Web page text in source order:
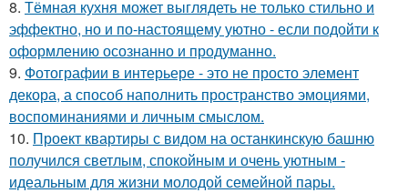
8. Тёмная кухня может выглядеть не только стильно и
эффектно, но и по-настоящему уютно - если подойти к
оформлению осознанно и продуманно.
9. Фотографии в интерьере - это не просто элемент
декора, а способ наполнить пространство эмоциями,
воспоминаниями и личным смыслом.
10. Проект квартиры с видом на останкинскую башню
получился светлым, спокойным и очень уютным -
идеальным для жизни молодой семейной пары.